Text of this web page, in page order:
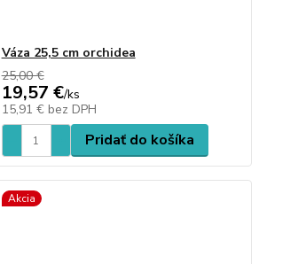
Váza 25,5 cm orchidea
25,00 €
19,57 €/ks
15,91 € bez DPH
Pridať do košíka
Akcia